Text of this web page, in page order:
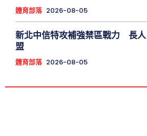
體育部落 2026-08-05
新北中信特攻補強禁區戰力 長
盟
體育部落 2026-08-05